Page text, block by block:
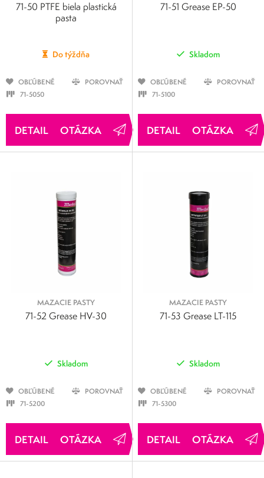
71-50 PTFE biela plastická
pasta
Do týždňa
OBĽÚBENÉ
POROVNAŤ
71-5050
OTÁZKA
71-51 Grease EP-50
Skladom
OBĽÚBENÉ
POROVNAŤ
71-5100
OTÁZKA
MAZACIE PASTY
71-52 Grease HV-30
Skladom
OBĽÚBENÉ
POROVNAŤ
71-5200
OTÁZKA
MAZACIE PASTY
71-53 Grease LT-115
Skladom
OBĽÚBENÉ
POROVNAŤ
71-5300
OTÁZKA